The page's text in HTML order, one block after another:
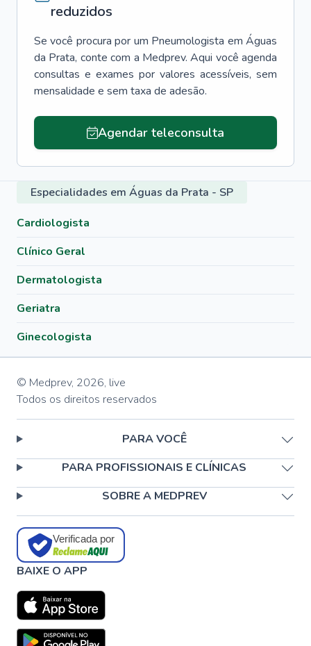
reduzidos
Se você procura por um Pneumologista em Águas
da Prata, conte com a Medprev. Aqui você agenda
consultas e exames por valores acessíveis, sem
mensalidade e sem taxa de adesão.
Agendar teleconsulta
Especialidades em Águas da Prata - SP
Cardiologista
Clínico Geral
Dermatologista
Geriatra
Ginecologista
© Medprev, 2026, live
Todos os direitos reservados
PARA VOCÊ
PARA PROFISSIONAIS E CLÍNICAS
SOBRE A MEDPREV
Verificada por
BAIXE O APP